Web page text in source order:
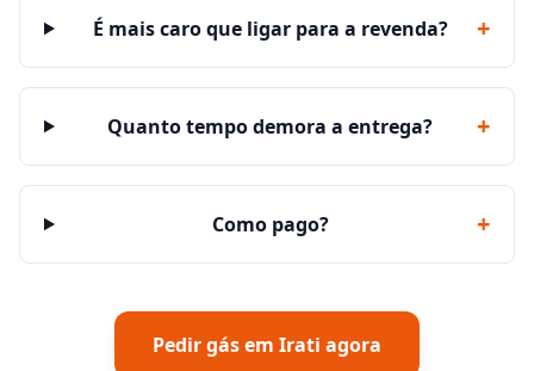
É mais caro que ligar para a revenda? +
Quanto tempo demora a entrega? +
Como pago? +
Pedir gás em Irati agora